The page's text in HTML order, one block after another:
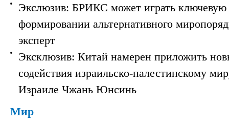
Экслюзив: БРИКС может играть ключевую
формировании альтернативного
эксперт
Эксклюзив: Китай намерен приложить
содействия израильско-палестинскому
Израиле Чжань Юнсинь
Мир